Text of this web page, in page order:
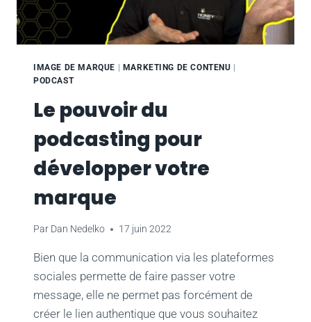
À
DÉVELOPPER
LES
IMAGE DE MARQUE MARKETING DE CONTENU
PODCAST
Le pouvoir du
podcasting pour
développer votre
marque
Par Dan Nedelko 17 juin 2022
Bien que la communication via les plateformes
sociales permette de faire passer votre
message, elle ne permet pas forcément de
créer le lien authentique que vous souhaitez